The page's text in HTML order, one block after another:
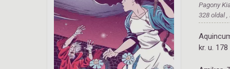
Pagony
328 oldal
kr. u. 178